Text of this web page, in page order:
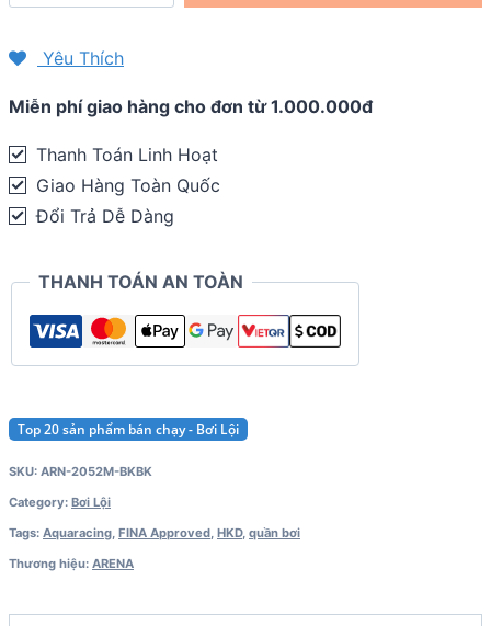
đấu
AQUARACING
FINA
Approved
-
Yêu Thích
Miễn phí giao hàng cho đơn từ 1.000.000đ
Thanh Toán Linh Hoạt
Giao Hàng Toàn Quốc
Đổi Trả Dễ Dàng
THANH TOÁN AN TOÀN
Top 20 sản phẩm bán chạy - Bơi Lội
SKU: ARN-2052M-BKBK
Category: Bơi Lội
Tags: Aquaracing, FINA Approved, HKD, quần bơi
Thương hiệu: ARENA